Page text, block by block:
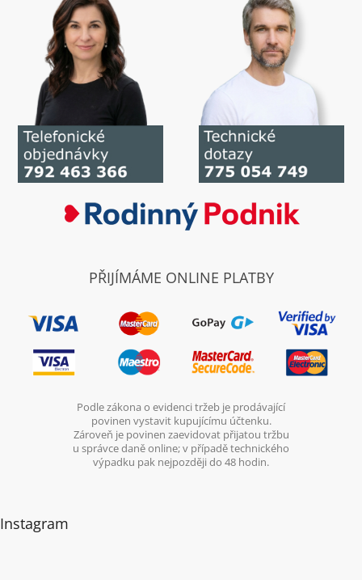
PŘIJÍMÁME ONLINE PLATBY
Podle zákona o evidenci tržeb je prodávající
povinen vystavit kupujícímu účtenku.
Zároveň je povinen zaevidovat přijatou tržbu
u správce daně online; v případě technického
výpadku pak nejpozději do 48 hodin.
Instagram